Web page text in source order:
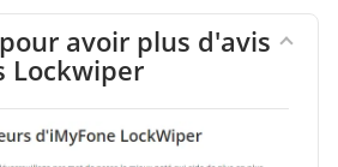
avoir plus d'avis
Lockwiper